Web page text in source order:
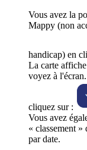
Vous avez la
Mappy (non
handicap) en
La carte
voyez à
cliquez sur :
Vous avez
« classement
par date.